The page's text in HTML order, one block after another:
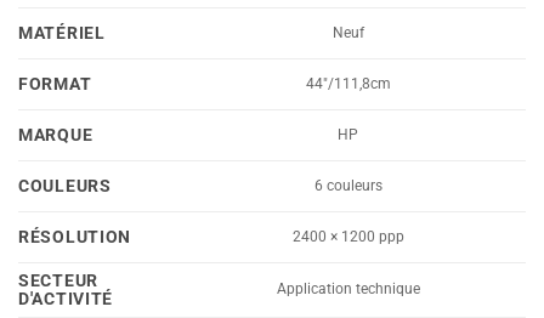
MATÉRIEL Neuf
FORMAT 44"/111,8cm
MARQUE HP
COULEURS 6 couleurs
RÉSOLUTION 2400 × 1200 ppp
SECTEUR
D'ACTIVITÉ
Application technique